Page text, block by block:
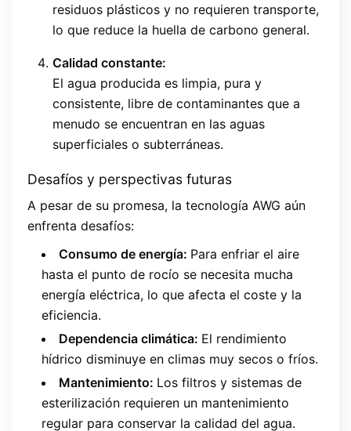
residuos plásticos y no requieren transporte,
lo que reduce la huella de carbono general.
Calidad constante:
El agua producida es limpia, pura y
consistente, libre de contaminantes que a
menudo se encuentran en las aguas
superficiales o subterráneas.
Desafíos y perspectivas futuras
A pesar de su promesa, la tecnología AWG aún
enfrenta desafíos:
Consumo de energía: Para enfriar el aire
hasta el punto de rocío se necesita mucha
energía eléctrica, lo que afecta el coste y la
eficiencia.
Dependencia climática: El rendimiento
hídrico disminuye en climas muy secos o fríos.
Mantenimiento: Los filtros y sistemas de
esterilización requieren un mantenimiento
regular para conservar la calidad del agua.